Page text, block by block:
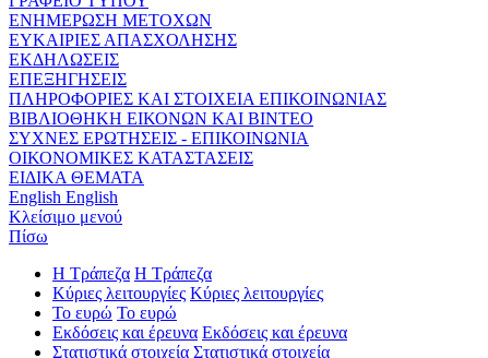
ΕΝΗΜΕΡΩΣΗ ΜΕΤΟΧΩΝ
ΕΥΚΑΙΡΙΕΣ ΑΠΑΣΧΟΛΗΣΗΣ
ΕΚΔΗΛΩΣΕΙΣ
ΕΠΕΞΗΓΗΣΕΙΣ
ΠΛΗΡΟΦΟΡΙΕΣ ΚΑΙ ΣΤΟΙΧΕΙΑ ΕΠΙΚΟΙΝΩΝΙΑΣ
ΒΙΒΛΙΟΘΗΚΗ ΕΙΚΟΝΩΝ ΚΑΙ ΒΙΝΤΕΟ
ΣΥΧΝΕΣ ΕΡΩΤΗΣΕΙΣ - ΕΠΙΚΟΙΝΩΝΙΑ
ΟΙΚΟΝΟΜΙΚΕΣ ΚΑΤΑΣΤΑΣΕΙΣ
ΕΙΔΙΚΑ ΘΕΜΑΤΑ
English English
Κλείσιμο μενού
Πίσω
Η Τράπεζα Η Τράπεζα
Κύριες λειτουργίες Κύριες λειτουργίες
Το ευρώ Το ευρώ
Εκδόσεις και έρευνα Εκδόσεις και έρευνα
Στατιστικά στοιχεία Στατιστικά στοιχεία